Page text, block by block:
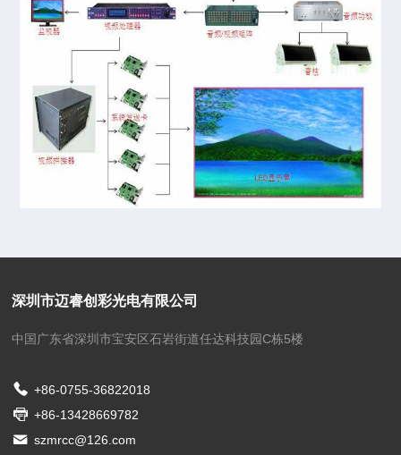
深圳市迈睿创彩光电有限公司
中国广东省深圳市宝安区石岩街道任达科技园C栋5楼
+86-0755-36822018
+86-13428669782
szmrcc@126.com